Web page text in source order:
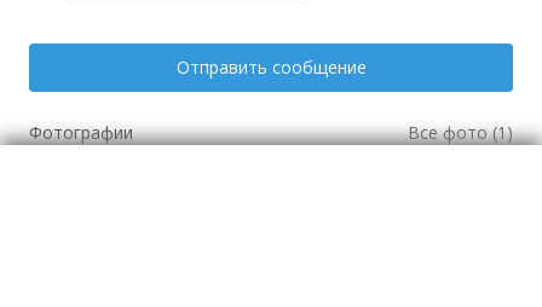
Отправить сообщение
Фотографии Все фото (1)